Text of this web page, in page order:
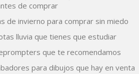
de comprar
de invierno para comprar sin miedo
lluvia que tienes que estudiar
que te recomendamos
para dibujos que hay en venta